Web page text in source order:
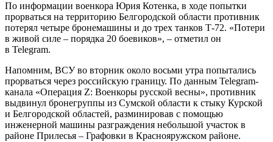
По информации военкора Юрия Котенка, в ходе попытки
прорваться на территорию Белгородской области противник
потерял четыре бронемашины и до трех танков Т-72. «Потери
в живой силе – порядка 20 боевиков», – отметил он
в Telegram.
Напомним, ВСУ во вторник около восьми утра попытались
прорваться через российскую границу. По данным Telegram-
канала «Операция Z: Военкоры русской весны», противник
выдвинул бронегруппы из Сумской области к стыку Курской
и Белгородской областей, разминировав с помощью
инженерной машины разграждения небольшой участок в
районе Прилесья – Графовки в Краснояружском районе.